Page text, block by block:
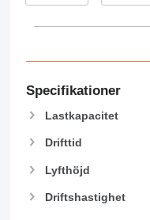
Specifikationer
Lastkapacitet
Drifttid
Lyfthöjd
Driftshastighet